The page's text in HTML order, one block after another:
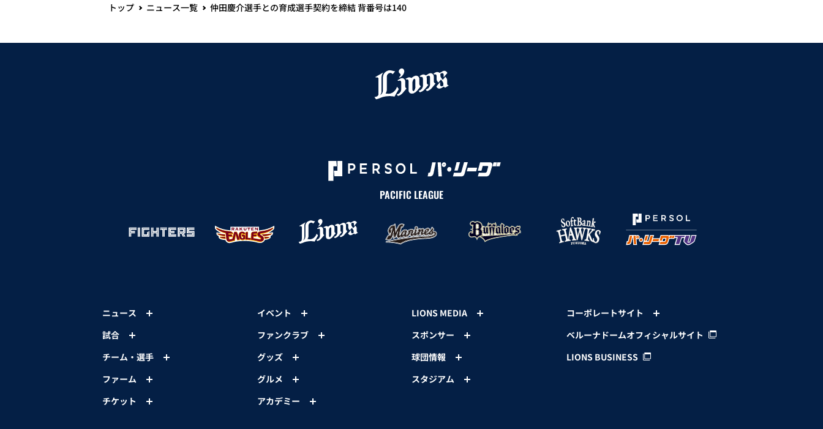
トップ ニュース一覧 仲田慶介選手との育成選手契約を締結 背番号は140
PACIFIC LEAGUE
ニュース
試合
チーム・選手
ファーム
チケット
イベント
ファンクラブ
グッズ
グルメ
アカデミー
LIONS MEDIA
スポンサー
球団情報
スタジアム
コーポレートサイト
ベルーナドームオフィシャルサイト
LIONS BUSINESS